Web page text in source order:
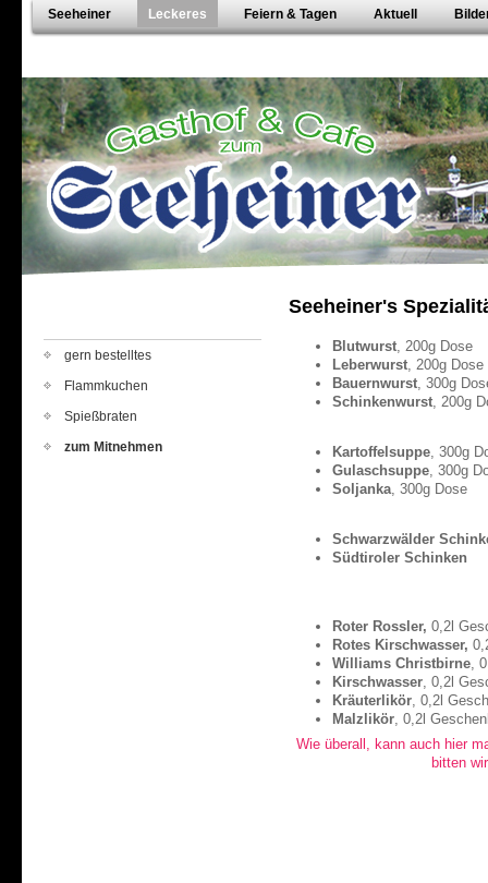
Seeheiner Leckeres Feiern & Tagen Aktuell
gern bestelltes
Flammkuchen
Spießbraten
zum Mitnehmen
Seeheiner's
Blutwurst, 200g Dose
Leberwurst, 200g Dose
Bauernwurst, 300g
Schinkenwurst, 200g
Kartoffelsuppe, 300g
Gulaschsuppe, 300g
Soljanka, 300g Dose
Schwarzwälder
Südtiroler Schinken
Roter Rossler, 0,2l
Rotes Kirschwasser,
Williams Christbirne,
Kirschwasser, 0,2l
Kräuterlikör, 0,2l
Malzlikör, 0,2l
Wie überall, kann auch hier
bitten